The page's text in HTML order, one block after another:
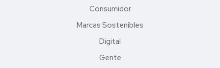
Consumidor
Marcas Sostenibles
Digital
Gente